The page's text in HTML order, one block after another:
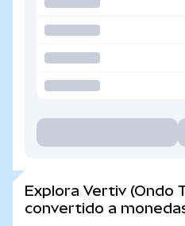
Explora Vertiv (Ondo
convertido a